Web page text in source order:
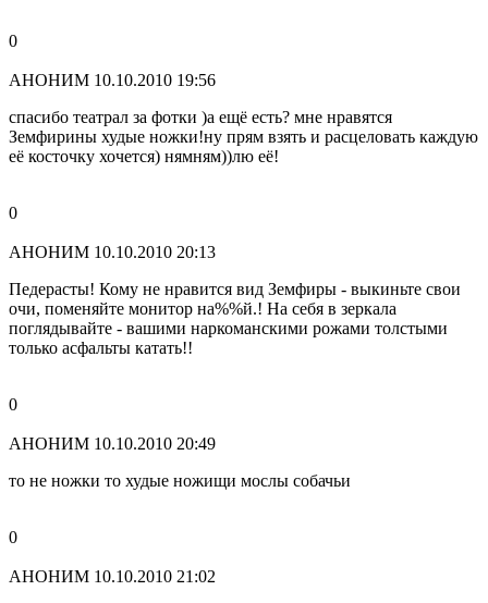
0
АНОНИМ 10.10.2010 19:56
спасибо театрал за фотки )а ещё есть? мне нравятся
Земфирины худые ножки!ну прям взять и расцеловать каждую
её косточку хочется) нямням))лю её!
0
АНОНИМ 10.10.2010 20:13
Педерасты! Кому не нравится вид Земфиры - выкиньте свои
очи, поменяйте монитор на%%й.! На себя в зеркала
поглядывайте - вашими наркоманскими рожами толстыми
только асфальты катать!!
0
АНОНИМ 10.10.2010 20:49
то не ножки то худые ножищи мослы собачьи
0
АНОНИМ 10.10.2010 21:02